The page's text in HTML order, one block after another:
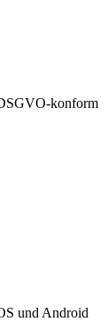
konform
und Android